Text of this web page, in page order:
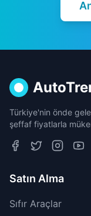
Türkiye'nin önde
şeffaf fiyatlarla
Satın Alma
Sıfır Araçlar